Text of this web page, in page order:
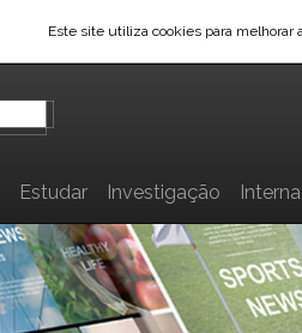
Este site utiliza cookies para melhorar
Estudar Investigação